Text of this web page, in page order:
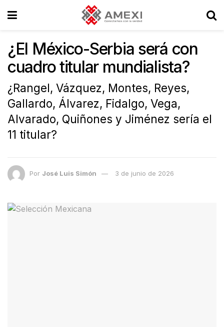
¿El México-Serbia será con
cuadro titular mundialista?
¿Rangel, Vázquez, Montes, Reyes,
Gallardo, Álvarez, Fidalgo, Vega,
Alvarado, Quiñones y Jiménez sería el
11 titular?
Por José Luis Simón 3 de junio de 2026